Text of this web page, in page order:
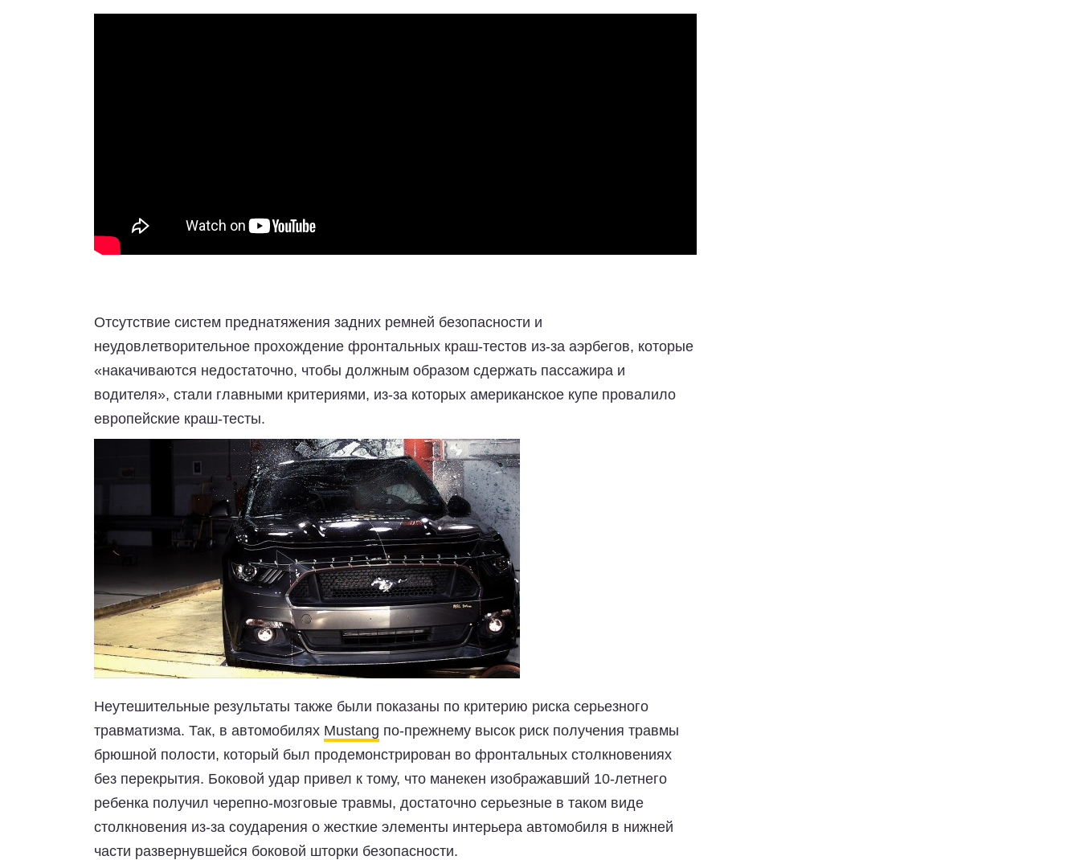
Отсутствие систем преднатяжения задних ремней безопасности и
неудовлетворительное прохождение фронтальных краш-тестов из-за аэрбегов, которые
«накачиваются недостаточно, чтобы должным образом сдержать пассажира и
водителя», стали главными критериями, из-за которых американское купе провалило
европейские краш-тесты.
Неутешительные результаты также были показаны по критерию риска серьезного
травматизма. Так, в автомобилях Mustang по-прежнему высок риск получения травмы
брюшной полости, который был продемонстрирован во фронтальных столкновениях
без перекрытия. Боковой удар привел к тому, что манекен изображавший 10-летнего
ребенка получил черепно-мозговые травмы, достаточно серьезные в таком виде
столкновения из-за соударения о жесткие элементы интерьера автомобиля в нижней
части развернувшейся боковой шторки безопасности.